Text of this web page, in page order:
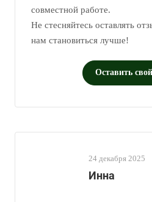
совместной работе.
Не стесняйтесь оставлять
нам становиться лучше!
Оставить
24 декабря 2025
Инна